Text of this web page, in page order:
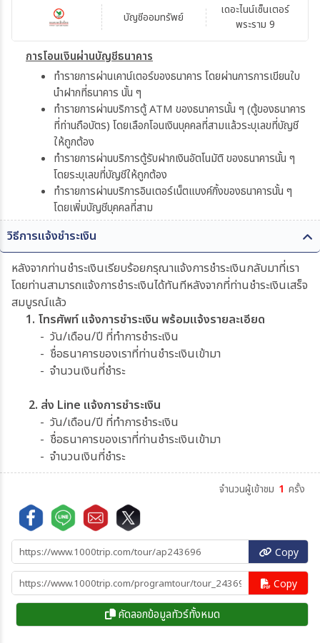
บัญชีออมทรัพย์
เดอะไนน์เซ็นเตอร์
พระราม 9
การโอนเงินผ่านบัญชีธนาคาร
ทำรายการผ่านเคาน์เตอร์ของธนาคาร โดยผ่านการการเขียนใบ
นำฝากที่ธนาคาร นั้น ๆ
ทำรายการผ่านบริการตู้ ATM ของธนาคารนั้น ๆ (ตู้ของธนาคาร
ที่ท่านถือบัตร) โดยเลือกโอนเงินบุคคลที่สามแล้วระบุเลขที่บัญชี
ให้ถูกต้อง
ทำรายการผ่านบริการตู้รับฝากเงินอัตโนมัติ ของธนาคารนั้น ๆ
โดยระบุเลขที่บัญชีให้ถูกต้อง
ทำรายการผ่านบริการอินเตอร์เน็ตแบงค์กิ้งของธนาคารนั้น ๆ
โดยเพิ่มบัญชีบุคคลที่สาม
วิธีการแจ้งชำระเงิน
หลังจากท่านชำระเงินเรียบร้อยกรุณาแจ้งการชำระเงินกลับมาที่เรา
โดยท่านสามารถแจ้งการชำระเงินได้ทันทีหลังจากที่ท่านชำระเงินเสร็จ
สมบูรณ์แล้ว
1. โทรศัพท์ แจ้งการชำระเงิน พร้อมแจ้งรายละเอียด
- วัน/เดือน/ปี ที่ทำการชำระเงิน
- ชื่อธนาคารของเราที่ท่านชำระเงินเข้ามา
- จำนวนเงินที่ชำระ
2. ส่ง Line แจ้งการชำระเงิน
- วัน/เดือน/ปี ที่ทำการชำระเงิน
- ชื่อธนาคารของเราที่ท่านชำระเงินเข้ามา
- จำนวนเงินที่ชำระ
จำนวนผู้เข้าชม 1 ครั้ง
Copy
Copy
คัดลอกข้อมูลทัวร์ทั้งหมด